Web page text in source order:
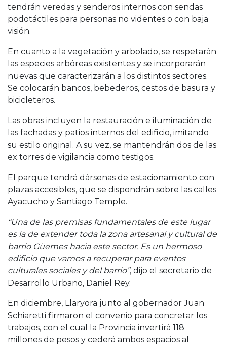
tendrán veredas y senderos internos con sendas
podotáctiles para personas no videntes o con baja
visión.
En cuanto a la vegetación y arbolado, se respetarán
las especies arbóreas existentes y se incorporarán
nuevas que caracterizarán a los distintos sectores.
Se colocarán bancos, bebederos, cestos de basura y
bicicleteros.
Las obras incluyen la restauración e iluminación de
las fachadas y patios internos del edificio, imitando
su estilo original. A su vez, se mantendrán dos de las
ex torres de vigilancia como testigos.
El parque tendrá dársenas de estacionamiento con
plazas accesibles, que se dispondrán sobre las calles
Ayacucho y Santiago Temple.
“Una de las premisas fundamentales de este lugar
es la de extender toda la zona artesanal y cultural de
barrio Güemes hacia este sector. Es un hermoso
edificio que vamos a recuperar para eventos
culturales sociales y del barrio”, dijo el secretario de
Desarrollo Urbano, Daniel Rey.
En diciembre, Llaryora junto al gobernador Juan
Schiaretti firmaron el convenio para concretar los
trabajos, con el cual la Provincia invertirá 118
millones de pesos y cederá ambos espacios al